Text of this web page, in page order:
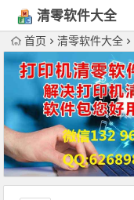
清零软件大全
下载
首页 清零软件大全